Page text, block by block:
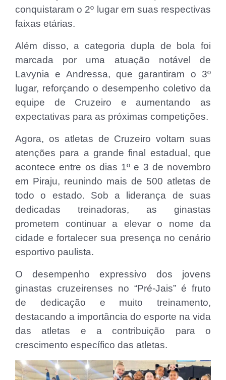
conquistaram o 2º lugar em suas respectivas
faixas etárias.
Além disso, a categoria dupla de bola foi
marcada por uma atuação notável de
Lavynia e Andressa, que garantiram o 3º
lugar, reforçando o desempenho coletivo da
equipe de Cruzeiro e aumentando as
expectativas para as próximas competições.
Agora, os atletas de Cruzeiro voltam suas
atenções para a grande final estadual, que
acontece entre os dias 1º e 3 de novembro
em Piraju, reunindo mais de 500 atletas de
todo o estado. Sob a liderança de suas
dedicadas treinadoras, as ginastas
prometem continuar a elevar o nome da
cidade e fortalecer sua presença no cenário
esportivo paulista.
O desempenho expressivo dos jovens
ginastas cruzeirenses no “Pré-Jais” é fruto
de dedicação e muito treinamento,
destacando a importância do esporte na vida
das atletas e a contribuição para o
crescimento específico das atletas.